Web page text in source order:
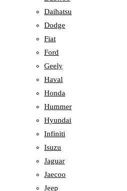
Daihatsu
Dodge
Fiat
Ford
Geely
Haval
Honda
Hummer
Hyundai
Infiniti
Isuzu
Jaguar
Jaecoo
Jeep